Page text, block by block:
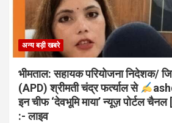
अन्य बड़ी खबरे
भीमताल: सहायक परियोजना निदेशक/
(APD) श्रीमती चंद्र फर्त्याल से
इन चीफ ‘देवभूमि माया’ न्यूज़ पोर्टल
:- लाइव